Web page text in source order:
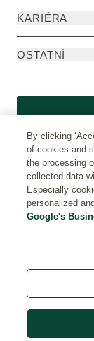
KARIÉRA
OSTATNÍ
By clicking
of cookies and
the processing
collected data
Especially
personalized
Google's